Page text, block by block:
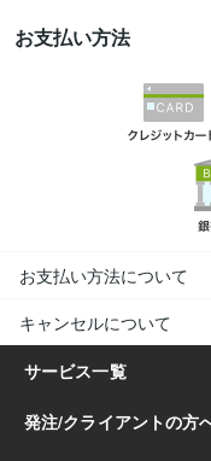
お支払い方法
お支払い方法について
キャンセルについて